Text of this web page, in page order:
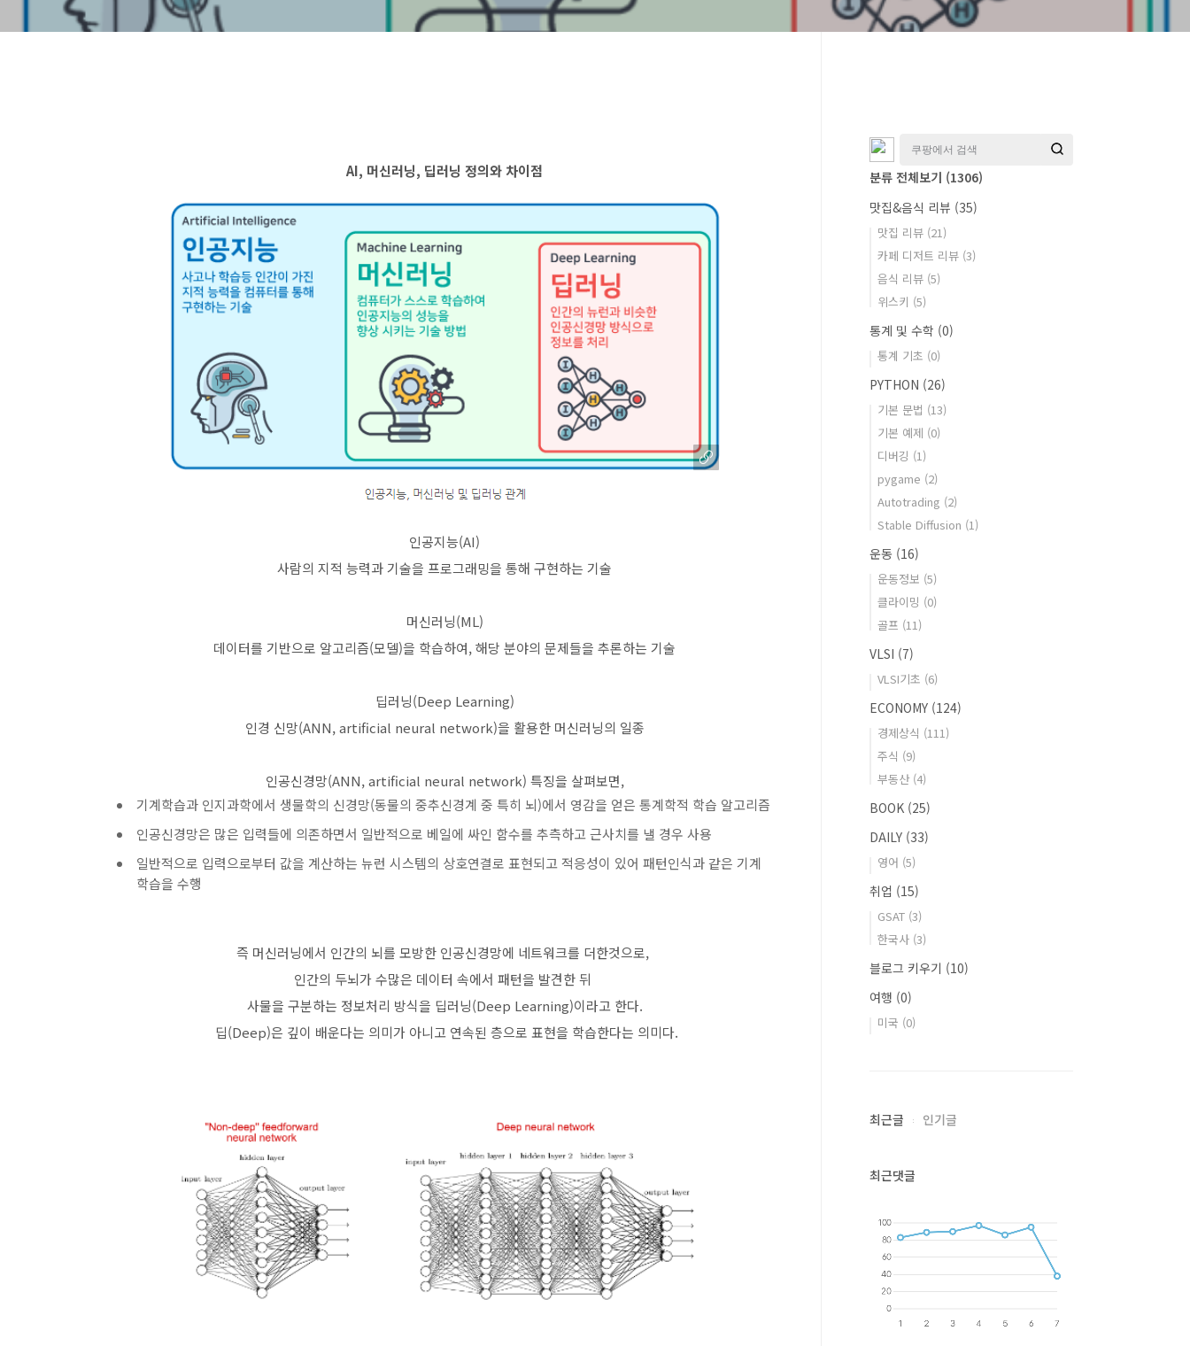
AI, 머신러닝, 딥러닝 정의와 차이점
인공지능(AI)
사람의 지적 능력과 기술을 프로그래밍을 통해 구현하는 기술
머신러닝(ML)
데이터를 기반으로 알고리즘(모델)을 학습하여, 해당 분야의 문제들을 추론하는 기술
딥러닝(Deep Learning)
인경 신망(ANN, artificial neural network)을 활용한 머신러닝의 일종
인공신경망(ANN, artificial neural network) 특징을 살펴보면,
기계학습과 인지과학에서 생물학의 신경망(동물의 중추신경계 중 특히 뇌)에서 영감을 얻은 통계학적 학습 알고리즘
인공신경망은 많은 입력들에 의존하면서 일반적으로 베일에 싸인 함수를 추측하고 근사치를 낼 경우 사용
일반적으로 입력으로부터 값을 계산하는 뉴런 시스템의 상호연결로 표현되고 적응성이 있어 패턴인식과 같은 기계
학습을 수행
즉 머신러닝에서 인간의 뇌를 모방한 인공신경망에 네트워크를 더한것으로,
인간의 두뇌가 수많은 데이터 속에서 패턴을 발견한 뒤
사물을 구분하는 정보처리 방식을 딥러닝(Deep Learning)이라고 한다.
딥(Deep)은 깊이 배운다는 의미가 아니고 연속된 층으로 표현을 학습한다는 의미다.
분류 전체보기 (1306)
맛집&음식 리뷰 (35)
맛집 리뷰 (21)
카페 디저트 리뷰 (3)
음식 리뷰 (5)
위스키 (5)
통계 및 수학 (0)
통계 기초 (0)
PYTHON (26)
기본 문법 (13)
기본 예제 (0)
디버깅 (1)
pygame (2)
Autotrading (2)
Stable Diffusion (1)
운동 (16)
운동정보 (5)
클라이밍 (0)
골프 (11)
VLSI (7)
VLSI기초 (6)
ECONOMY (124)
경제상식 (111)
주식 (9)
부동산 (4)
BOOK (25)
DAILY (33)
영어 (5)
취업 (15)
GSAT (3)
한국사 (3)
블로그 키우기 (10)
여행 (0)
미국 (0)
최근글 인기글
최근댓글